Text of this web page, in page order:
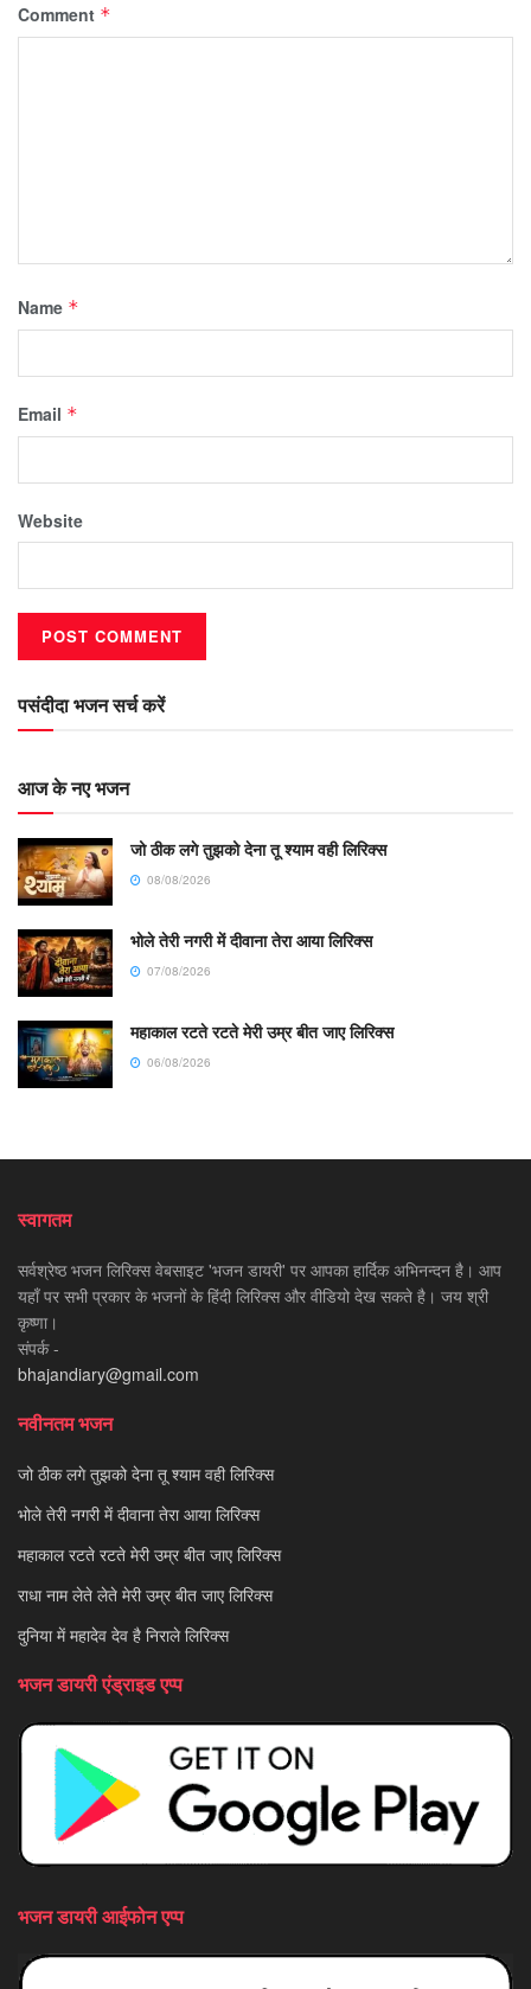
Comment *
Name *
Email *
Website
पसंदीदा भजन सर्च करें
आज के नए भजन
जो ठीक लगे तुझको देना तू श्याम वही लिरिक्स
08/08/2026
भोले तेरी नगरी में दीवाना तेरा आया लिरिक्स
07/08/2026
महाकाल रटते रटते मेरी उम्र बीत जाए लिरिक्स
06/08/2026
स्वागतम
सर्वश्रेष्ठ भजन लिरिक्स वेबसाइट 'भजन डायरी' पर आपका हार्दिक अभिनन्दन है। आप
यहाँ पर सभी प्रकार के भजनों के हिंदी लिरिक्स और वीडियो देख सकते है। जय श्री
कृष्णा।
संपर्क -
bhajandiary@gmail.com
नवीनतम भजन
जो ठीक लगे तुझको देना तू श्याम वही लिरिक्स
भोले तेरी नगरी में दीवाना तेरा आया लिरिक्स
महाकाल रटते रटते मेरी उम्र बीत जाए लिरिक्स
राधा नाम लेते लेते मेरी उम्र बीत जाए लिरिक्स
दुनिया में महादेव देव है निराले लिरिक्स
भजन डायरी एंड्राइड एप्प
भजन डायरी आईफोन एप्प